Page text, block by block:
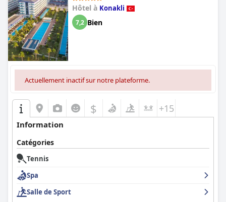
Hôtel à Konakli
7,2 Bien
Actuellement inactif sur notre plateforme.
$ +15
Information
Catégories
Tennis
Spa
Salle de Sport